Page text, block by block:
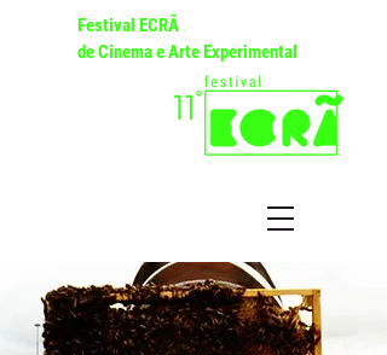
Festival ECRÃ
de Cinema e Arte Experimental